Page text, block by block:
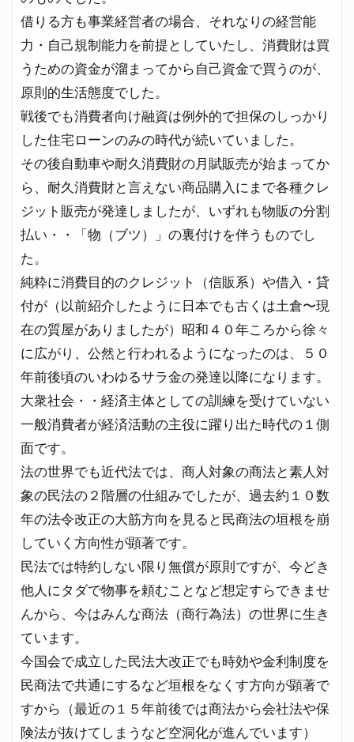
借りる方も事業経営者の場合、それなりの経営能
力・自己規制能力を前提としていたし、消費財は買
うための資金が溜まってから自己資金で買うのが、
原則的生活態度でした。
戦後でも消費者向け融資は例外的で担保のしっかり
した住宅ローンのみの時代が続いていました。
その後自動車や耐久消費財の月賦販売が始まってか
ら、耐久消費財と言えない商品購入にまで各種クレ
ジット販売が発達しましたが、いずれも物販の分割
払い・・「物（ブツ）」の裏付けを伴うものでし
た。
純粋に消費目的のクレジット（信販系）や借入・貸
付が（以前紹介したように日本でも古くは土倉〜現
在の質屋がありましたが）昭和４０年ころから徐々
に広がり、公然と行われるようになったのは、５０
年前後頃のいわゆるサラ金の発達以降になります。
大衆社会・・経済主体としての訓練を受けていない
一般消費者が経済活動の主役に躍り出た時代の１側
面です。
法の世界でも近代法では、商人対象の商法と素人対
象の民法の２階層の仕組みでしたが、過去約１０数
年の法令改正の大筋方向を見ると民商法の垣根を崩
していく方向性が顕著です。
民法では特約しない限り無償が原則ですが、今どき
他人にタダで物事を頼むことなど想定すらできませ
んから、今はみんな商法（商行為法）の世界に生き
ています。
今国会で成立した民法大改正でも時効や金利制度を
民商法で共通にするなど垣根をなくす方向が顕著で
すから（最近の１５年前後では商法から会社法や保
険法が抜けてしまうなど空洞化が進んでいます）